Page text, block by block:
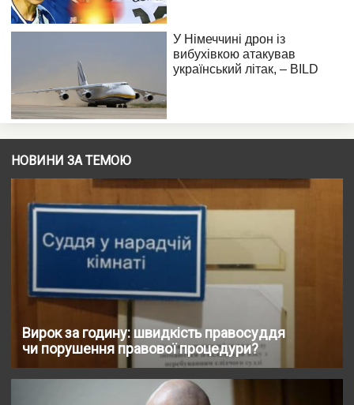
НОВИНИ ЗА ТЕМОЮ
Вирок за годину: швидкість правосуддя
чи порушення правової процедури?